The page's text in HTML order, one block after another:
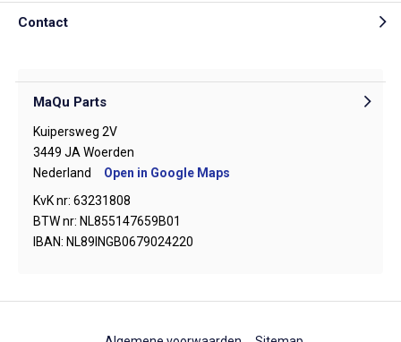
Contact
MaQu Parts
Kuipersweg 2V
3449 JA Woerden
Nederland
Open in Google Maps
KvK nr: 63231808
BTW nr: NL855147659B01
IBAN: NL89INGB0679024220